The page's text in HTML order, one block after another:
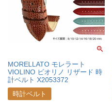
MORELLATO モレラート
VIOLINO ビオリノ リザード 時
計ベルト X2053372
時計ベルト